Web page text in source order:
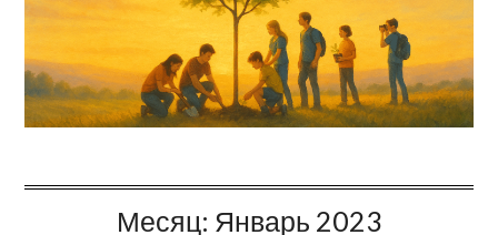
Месяц: Январь 2023